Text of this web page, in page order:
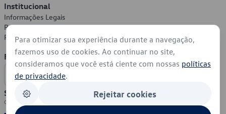
Institucional
Informações Legais
Política de Privacidade
Política de Cookies
Formas de Pagamento
Segurança
Para otimizar sua experiência durante a navegação,
fazemos uso de cookies. Ao continuar no site,
consideramos que você está ciente com nossas políticas
de privacidade.
Rejeitar cookies